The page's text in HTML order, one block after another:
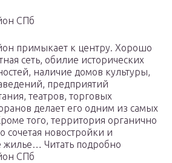
СПб
примыкает к центру. Хорошо
сеть, обилие исторических
наличие домов культуры,
предприятий
театров, торговых
делает его одним из самых
того, территория органично
сочетая новостройки и
жилье… Читать подробно
СПб